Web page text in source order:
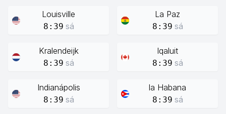
Louisville
8:39 sá
La Paz
8:39 sá
Kralendeijk
8:39 sá
Iqaluit
8:39 sá
Indianápolis
8:39 sá
la Habana
8:39 sá